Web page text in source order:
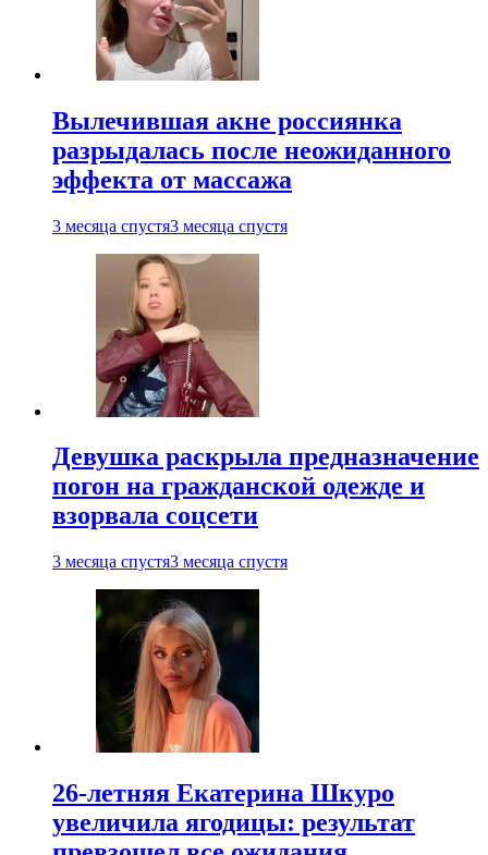
Вылечившая акне россиянка
разрыдалась после неожиданного
эффекта от массажа
3 месяца спустя3 месяца спустя
Девушка раскрыла предназначение
погон на гражданской одежде и
взорвала соцсети
3 месяца спустя3 месяца спустя
26-летняя Екатерина Шкуро
увеличила ягодицы: результат